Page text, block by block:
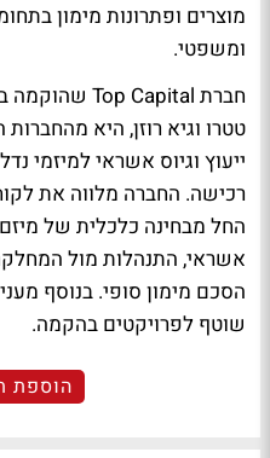
מוצרים ופתרונות מימון
ומשפטי.
טטרו וגיא רוזן, היא
ייעוץ וגיוס אשראי למיזמי
רכישה. החברה מלווה את
החל מבחינה כלכלית של
אשראי, התנהלות מול
הסכם מימון סופי. בנוסף
שוטף לפרויקטים בהקמה.
הוספת